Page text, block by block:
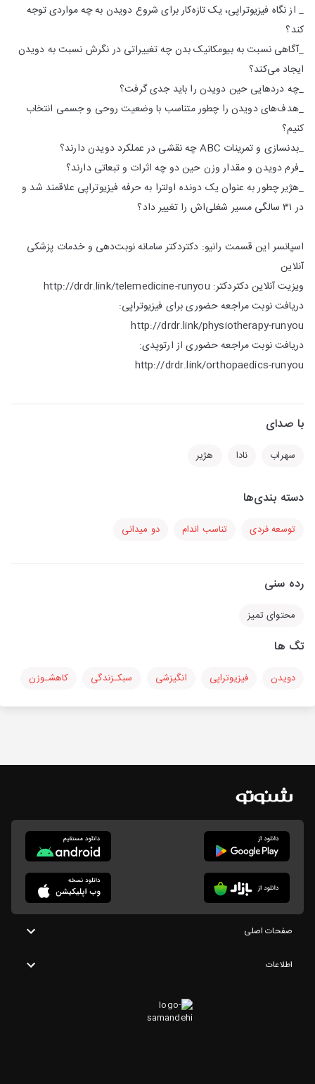
_ از نگاه فیزیوتراپی، یک‌ تازه‌کار برای شروع دویدن به چه مواردی توجه
کند؟
_آگاهی نسبت به بیومکانیک بدن چه تغییراتی در نگرش نسبت به دویدن
ایجاد می‌کند؟
_چه دردهایی حین دویدن را باید جدی گرفت؟
_هدف‌های دویدن را چطور متناسب با وضعیت روحی و جسمی انتخاب
کنیم؟
_بدنسازی و تمرینات ABC چه نقشی در عملکرد دویدن دارند؟
_فرم دویدن و مقدار وزن حین دو چه اثرات و تبعاتی دارند؟
_هژیر چطور به عنوان یک دونده اولترا به حرفه فیزیوتراپی علاقمند شد و
در ۳۱ سالگی مسیر شغلی‌اش را تغییر داد؟
اسپانسر این قسمت رانیو: دکتردکتر سامانه نوبت‌دهی و خدمات پزشکی
آنلاین
ویزیت آنلاین دکتردکتر: http://drdr.link/telemedicine-runyou
دریافت نوبت مراجعه حضوری برای فیزیوتراپی:
http://drdr.link/physiotherapy-runyou
دریافت نوبت مراجعه حضوری از ارتوپدی:
http://drdr.link/orthopaedics-runyou
با صدای
سهراب نادا هژیر
دسته بندی‌ها
توسعه فردی تناسب اندام دو میدانی
رده سنی
محتوای تمیز
تگ ها
دویدن فیزیوتراپی انگیزشی سبکـزندگی کاهشـوزن
صفحات اصلی
اطلاعات